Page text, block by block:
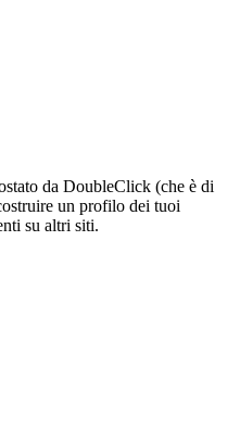
da DoubleClick (che è di
un profilo dei tuoi
su altri siti.